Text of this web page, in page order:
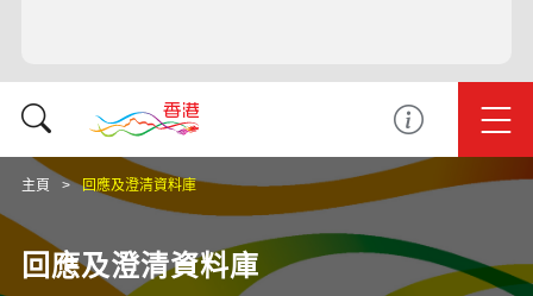
主頁 回應及澄清資料庫
回應及澄清資料庫